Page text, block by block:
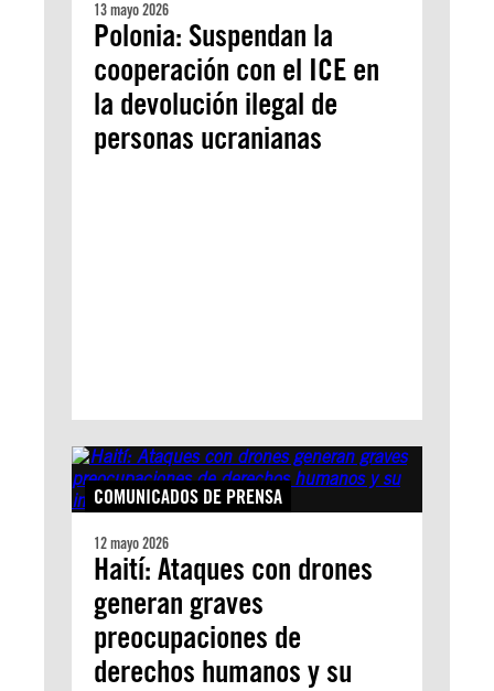
13 mayo 2026
Polonia: Suspendan la
cooperación con el ICE en
la devolución ilegal de
personas ucranianas
COMUNICADOS DE PRENSA
12 mayo 2026
Haití: Ataques con drones
generan graves
preocupaciones de
derechos humanos y su